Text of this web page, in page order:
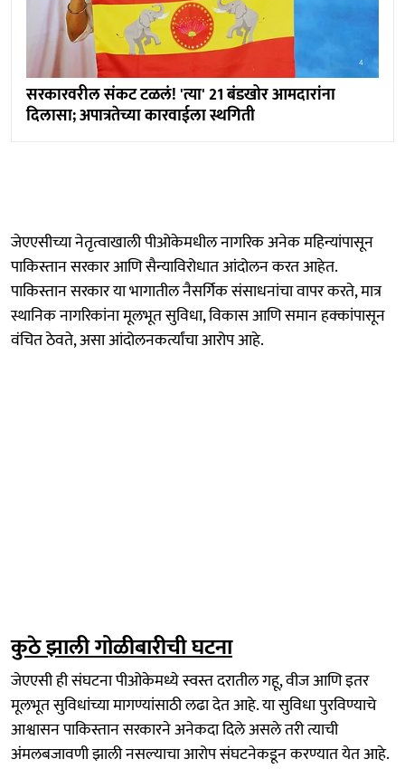
सरकारवरील संकट टळलं! 'त्या' 21 बंडखोर आमदारांना
दिलासा; अपात्रतेच्या कारवाईला स्थगिती
जेएएसीच्या नेतृत्वाखाली पीओकेमधील नागरिक अनेक महिन्यांपासून
पाकिस्तान सरकार आणि सैन्याविरोधात आंदोलन करत आहेत.
पाकिस्तान सरकार या भागातील नैसर्गिक संसाधनांचा वापर करते, मात्र
स्थानिक नागरिकांना मूलभूत सुविधा, विकास आणि समान हक्कांपासून
वंचित ठेवते, असा आंदोलनकर्त्यांचा आरोप आहे.
कुठे झाली गोळीबारीची घटना
जेएएसी ही संघटना पीओकेमध्ये स्वस्त दरातील गहू, वीज आणि इतर
मूलभूत सुविधांच्या मागण्यांसाठी लढा देत आहे. या सुविधा पुरविण्याचे
आश्वासन पाकिस्तान सरकारने अनेकदा दिले असले तरी त्याची
अंमलबजावणी झाली नसल्याचा आरोप संघटनेकडून करण्यात येत आहे.